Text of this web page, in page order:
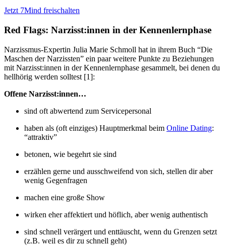
Jetzt 7Mind freischalten
Red Flags: Narzisst:innen in der Kennenlernphase
Narzissmus-Expertin Julia Marie Schmoll hat in ihrem Buch “Die
Maschen der Narzissten” ein paar weitere Punkte zu Beziehungen
mit Narzisst:innen in der Kennenlernphase gesammelt, bei denen du
hellhörig werden solltest [1]:
Offene Narzisst:innen…
sind oft abwertend zum Servicepersonal
haben als (oft einziges) Hauptmerkmal beim Online Dating:
“attraktiv”
betonen, wie begehrt sie sind
erzählen gerne und ausschweifend von sich, stellen dir aber
wenig Gegenfragen
machen eine große Show
wirken eher affektiert und höflich, aber wenig authentisch
sind schnell verärgert und enttäuscht, wenn du Grenzen setzt
(z.B. weil es dir zu schnell geht)